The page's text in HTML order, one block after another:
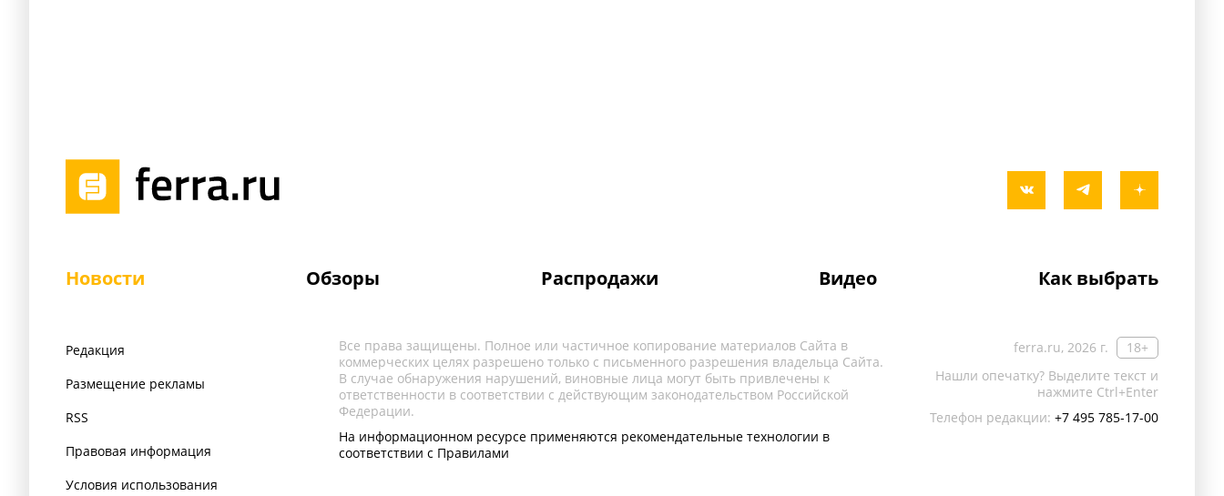
Новости Обзоры Распродажи Видео Как выбрать
Редакция
Размещение рекламы
RSS
Правовая информация
Условия использования
ferra.ru, 2026 г.
18+
Нашли опечатку? Выделите текст и
нажмите Ctrl+Enter
Телефон редакции: +7 495 785-17-00
Все права защищены. Полное или частичное копирование материалов Сайта в
коммерческих целях разрешено только с письменного разрешения владельца Сайта.
В случае обнаружения нарушений, виновные лица могут быть привлечены к
ответственности в соответствии с действующим законодательством Российской
Федерации.
На информационном ресурсе применяются рекомендательные технологии в
соответствии с Правилами